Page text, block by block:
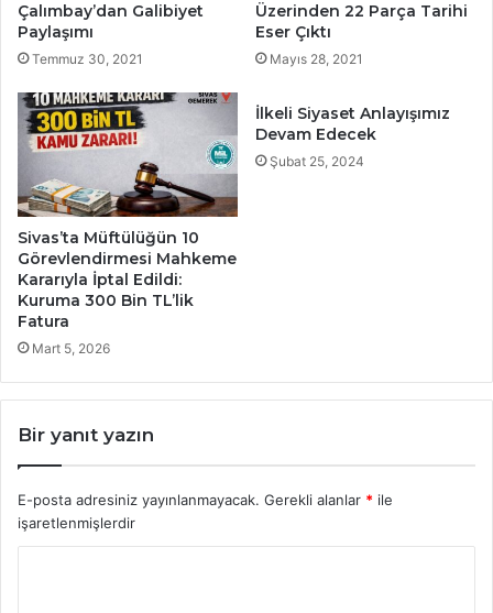
Çalımbay’dan Galibiyet
Paylaşımı
Temmuz 30, 2021
Üzerinden 22 Parça Tarihi
Eser Çıktı
Mayıs 28, 2021
Sivas’ta Müftülüğün 10
Görevlendirmesi Mahkeme
Kararıyla İptal Edildi:
Kuruma 300 Bin TL’lik
Fatura
Mart 5, 2026
İlkeli Siyaset Anlayışımız
Devam Edecek
Şubat 25, 2024
Bir yanıt yazın
E-posta adresiniz yayınlanmayacak. Gerekli alanlar * ile
işaretlenmişlerdir